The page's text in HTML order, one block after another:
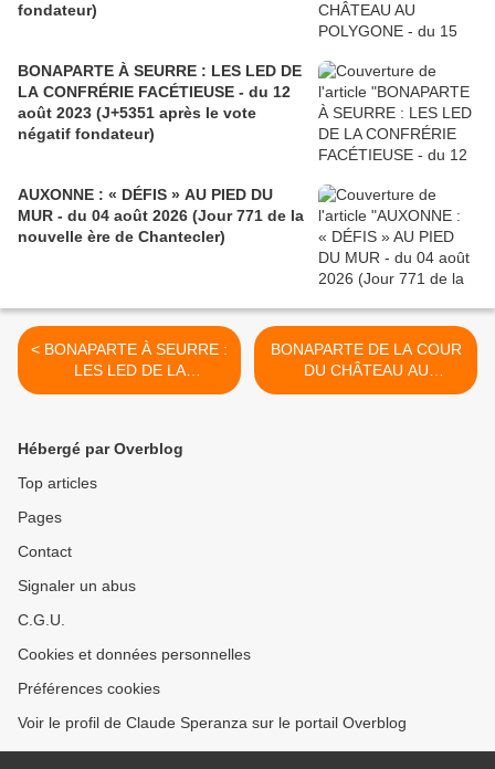
fondateur)
BONAPARTE À SEURRE : LES LED DE
LA CONFRÉRIE FACÉTIEUSE - du 12
août 2023 (J+5351 après le vote
négatif fondateur)
AUXONNE : « DÉFIS » AU PIED DU
MUR - du 04 août 2026 (Jour 771 de la
nouvelle ère de Chantecler)
< BONAPARTE À SEURRE :
LES LED DE LA
CONFRÉRIE FACÉTIEUSE
fondateur)
BONAPARTE DE LA COUR
DU CHÂTEAU AU
POLYGONE - du 15 août
Hébergé par Overblog
Top articles
Pages
Contact
Signaler un abus
C.G.U.
Cookies et données personnelles
Préférences cookies
Voir le profil de Claude Speranza sur le portail Overblog